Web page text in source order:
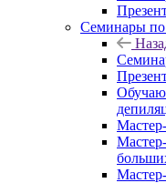
Семинары